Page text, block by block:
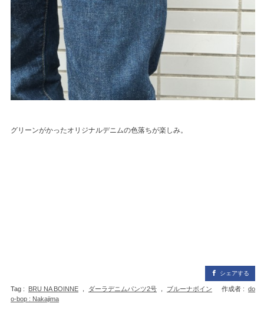
グリーンがかったオリジナルデニムの色落ちが楽しみ。
シェアする
Tag : BRU NA BOINNE ， ダーラデニムパンツ2号 ， ブルーナボイン 作成者 : do
o-bop : Nakajima